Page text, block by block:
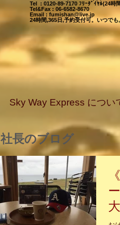
Tel : 0120-89-7170 ﾌﾘｰﾀﾞｲﾔﾙ(24時
Tel&Fax : 06-6582-8670
Email : fumishan@live.jp
24時間,365日,予約受付可。いつで
Sky Way Express につい
社長のブログ